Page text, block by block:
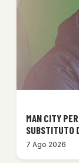
MAN CITY
SUBSTITUTO
7 Ago 2026